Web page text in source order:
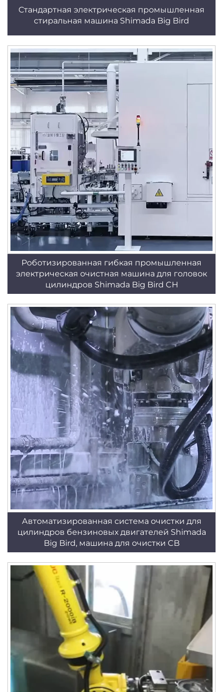
Стандартная электрическая промышленная
стиральная машина Shimada Big Bird
Роботизированная гибкая промышленная
электрическая очистная машина для головок
цилиндров Shimada Big Bird CH
Автоматизированная система очистки для
цилиндров бензиновых двигателей Shimada
Big Bird, машина для очистки CB